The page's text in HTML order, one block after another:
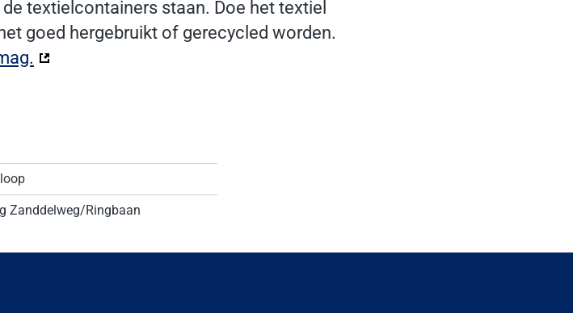
textielcontainers staan. Doe het textiel
goed hergebruikt of gerecycled worden.
(Deze link gaat naar een externe website)
Zanddelweg/Ringbaan